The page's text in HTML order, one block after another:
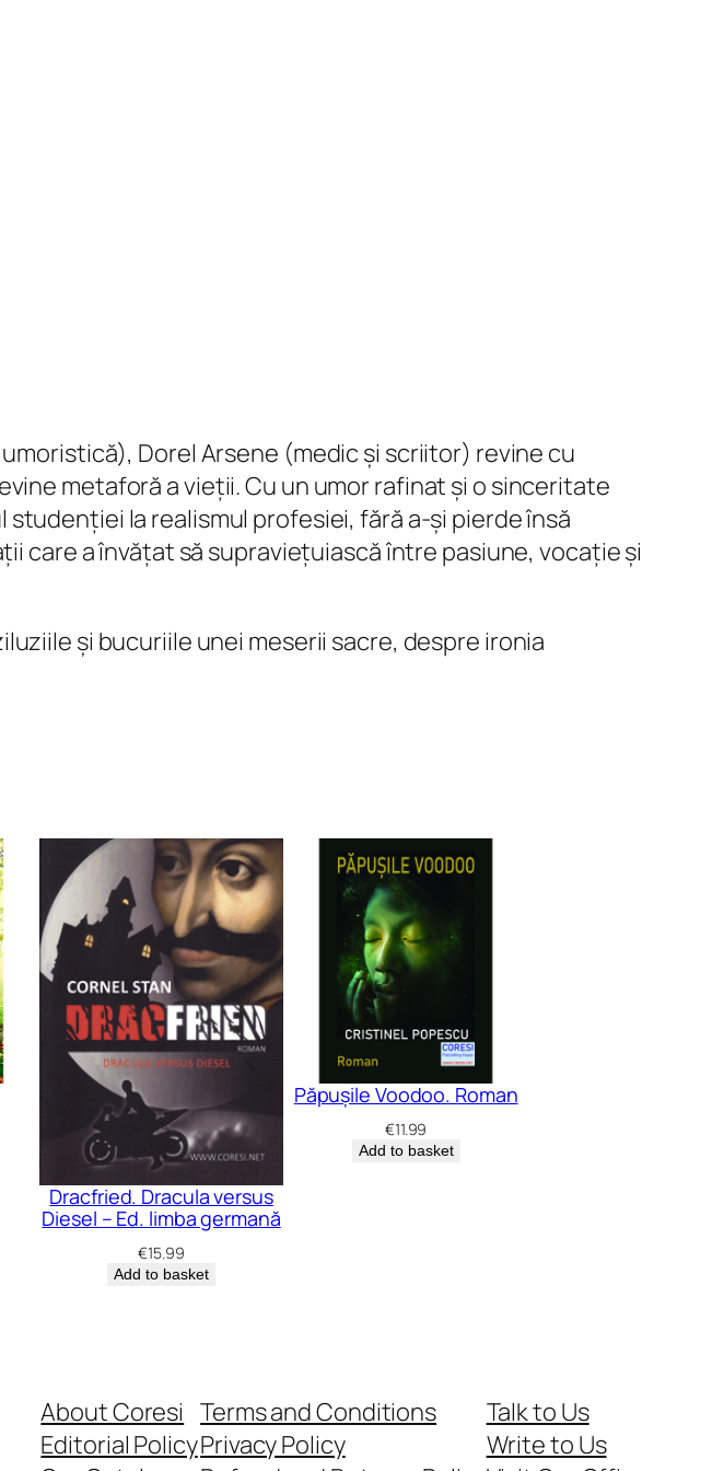
Dorel Arsene (medic și scriitor) revine cu
metaforă a vieții. Cu un umor rafinat și o sinceritate
la realismul profesiei, fără a-și pierde însă
care a învățat să supraviețuiască între pasiune, vocație și
și bucuriile unei meserii sacre, despre ironia
Dracfried. Dracula versus
Diesel – Ed. limba germană
€15.99
Add to basket
Păpușile Voodoo. Roman
€11.99
Add to basket
About Coresi
Editorial Policy
Terms and Conditions
Privacy Policy
Talk to Us
Write to Us